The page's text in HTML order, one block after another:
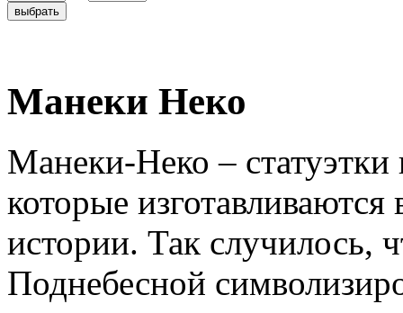
Манеки Неко
Манеки-Неко –
которые
истории. Так случилось,
Поднебесной